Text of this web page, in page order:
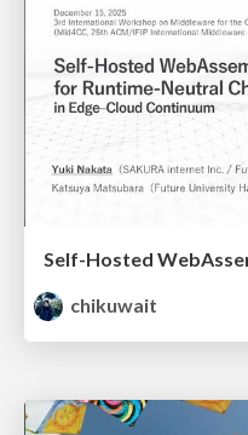
chikuwait